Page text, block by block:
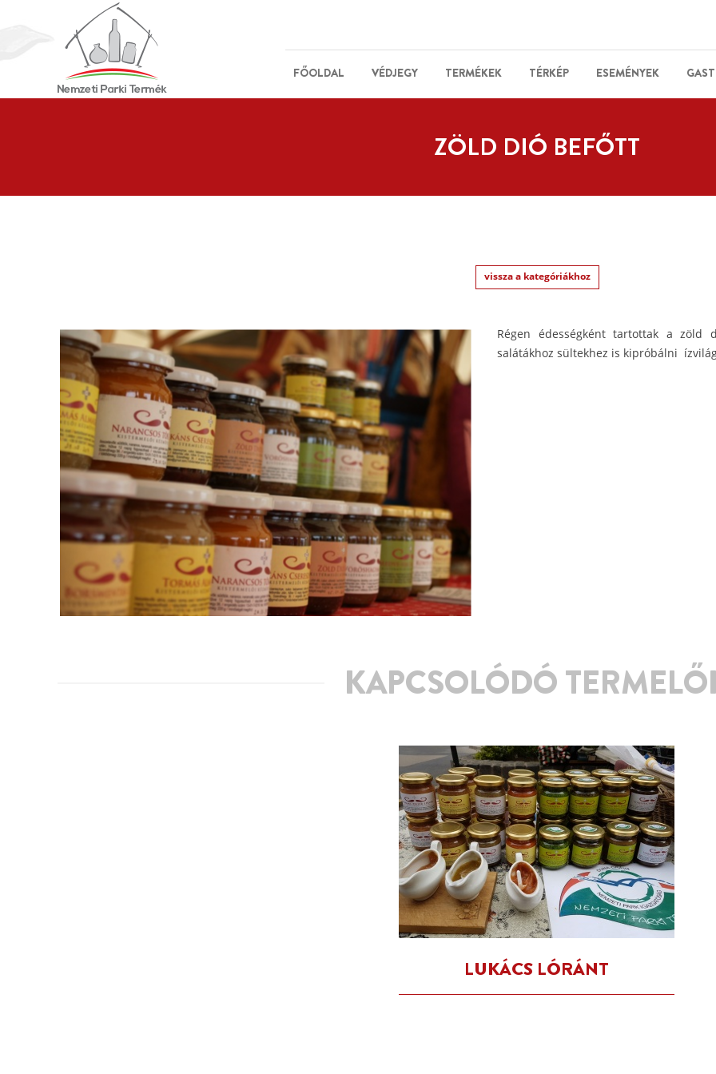
FŐOLDAL VÉDJEGY TERMÉKEK TÉRKÉP ESEMÉNYEK
ZÖLD DIÓ BEFŐTT
vissza a kategóriákhoz
Régen édességként tartottak a zöld
salátákhoz sültekhez is kipróbálni
KAPCSOLÓDÓ
LUKÁCS LÓRÁNT